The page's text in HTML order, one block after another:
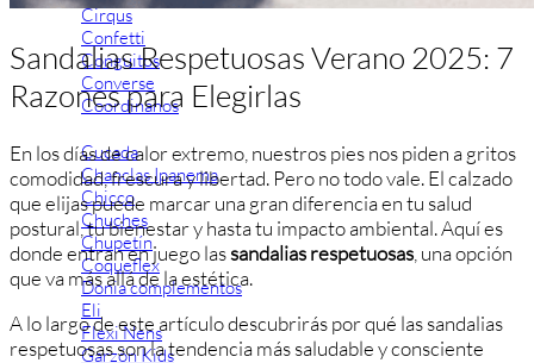
Cirqus
Confetti
Conguitos
Converse
Coordinanos
Cucada
Chanclas Ipanema
Chicco
Chuches
Chupetín
Coqueflex
Donia complementos
Eli
Flexi Nens
Garzón Kids
Sandalias Respetuosas Verano 2025: 7
Razones para Elegirlas
En los días de calor extremo, nuestros pies nos piden a gritos
comodidad, frescura y libertad. Pero no todo vale. El calzado
que elijas puede marcar una gran diferencia en tu salud
postural, tu bienestar y hasta tu impacto ambiental. Aquí es
donde entran en juego lassandalias respetuosas , una opción
que va más allá de la estética.
A lo largo de este artículo descubrirás por qué las sandalias
respetuosas son la tendencia más saludable y consciente